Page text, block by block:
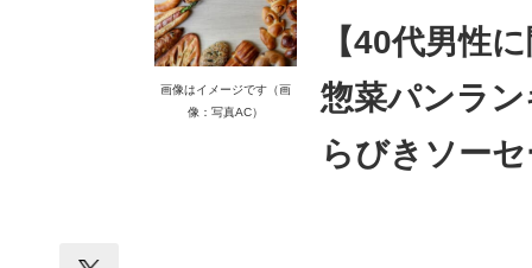
ITエンジニア向け専門サイト
画像はイメージです（画
像：写真AC）
【40代男性
惣菜パンラ
らびきソー